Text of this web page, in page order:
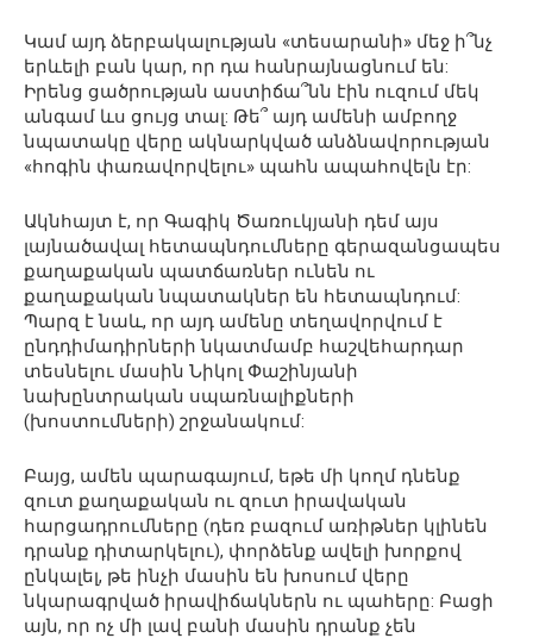
Կամ այդ ձերբակալության «տեսարանի» մեջ ի՞նչ
երևելի բան կար, որ դա հանրայնացնում են:
Իրենց ցածրության աստիճա՞նն էին ուզում մեկ
անգամ ևս ցույց տալ: Թե՞ այդ ամենի ամբողջ
նպատակը վերը ակնարկված անձնավորության
«հոգին փառավորվելու» պահն ապահովելն էր:
Ակնհայտ է, որ Գագիկ Ծառուկյանի դեմ այս
լայնածավալ հետապնդումները գերազանցապես
քաղաքական պատճառներ ունեն ու
քաղաքական նպատակներ են հետապնդում:
Պարզ է նաև, որ այդ ամենը տեղավորվում է
ընդդիմադիրների նկատմամբ հաշվեհարդար
տեսնելու մասին Նիկոլ Փաշինյանի
նախընտրական սպառնալիքների
(խոստումների) շրջանակում:
Բայց, ամեն պարագայում, եթե մի կողմ դնենք
զուտ քաղաքական ու զուտ իրավական
հարցադրումները (դեռ բազում առիթներ կլինեն
դրանք դիտարկելու), փորձենք ավելի խորքով
ընկալել, թե ինչի մասին են խոսում վերը
նկարագրված իրավիճակներն ու պահերը: Բացի
այն, որ ոչ մի լավ բանի մասին դրանք չեն